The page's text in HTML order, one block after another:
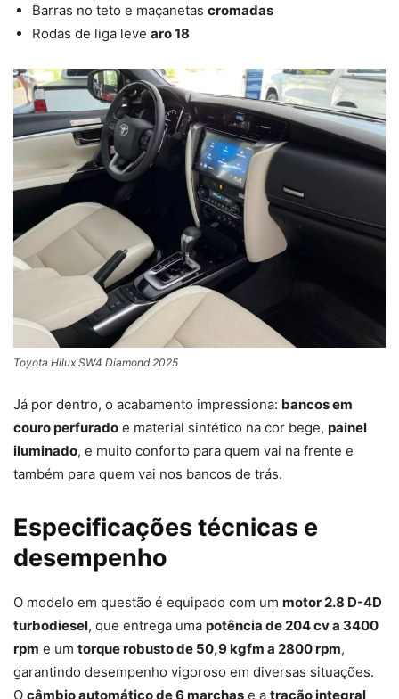
Barras no teto e maçanetas cromadas
Rodas de liga leve aro 18
Toyota Hilux SW4 Diamond 2025
Já por dentro, o acabamento impressiona: bancos em
couro perfurado e material sintético na cor bege, painel
iluminado, e muito conforto para quem vai na frente e
também para quem vai nos bancos de trás.
Especificações técnicas e
desempenho
O modelo em questão é equipado com um motor 2.8 D-4D
turbodiesel, que entrega uma potência de 204 cv a 3400
rpm e um torque robusto de 50,9 kgfm a 2800 rpm,
garantindo desempenho vigoroso em diversas situações.
O câmbio automático de 6 marchas e a tração integral